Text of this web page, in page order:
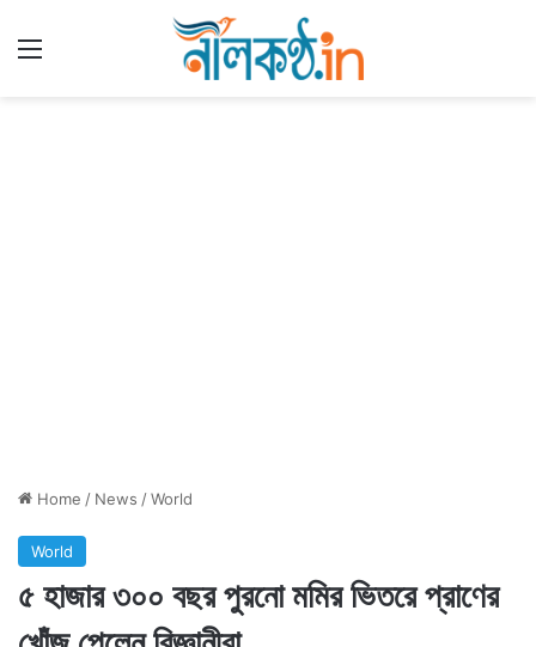
Home / News /World
World
৫ হাজার ৩০০ বছর পুরনো মমির ভিতরে প্রাণের